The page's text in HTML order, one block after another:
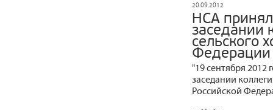
20.09.2012
НСА
заседании
сельского
Федерации
"19 сентября
заседании
Российской